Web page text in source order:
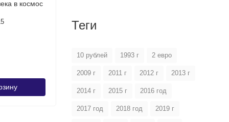
в космос
Теги
10 рублей 1993 г 2 евро
2009 г 2011 г 2012 г 2013 г
2014 г 2015 г 2016 год
2017 год 2018 год 2019 г